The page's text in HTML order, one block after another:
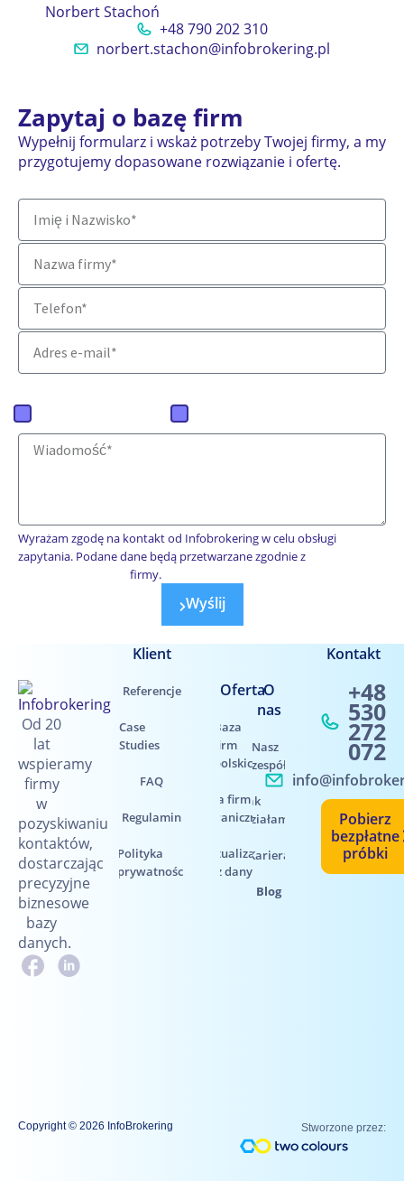
Norbert Stachoń
+48 790 202 310
norbert.stachon@infobrokering.pl
Zapytaj o bazę firm
Wypełnij formularz i wskaż potrzeby Twojej firmy, a my
przygotujemy dopasowane rozwiązanie i ofertę.
Wyrażam zgodę na kontakt od Infobrokering w celu obsługi
zapytania. Podane dane będą przetwarzane zgodnie z
firmy.
Wyślij
Od 20
lat
wspieramy
firmy
w
pozyskiwaniu
kontaktów,
dostarczając
precyzyjne
biznesowe
bazy
danych.
Klient
Referencje
Case
Studies
FAQ
Regulamin
Polityka
prywatności
Oferta
Baza
firm
polskich
Baza firm
zagranicznych
Aktualizacja
baz danych
O
nas
Nasz
zespół
Jak
działamy
Kariera
Blog
Kontakt
+48
530
272
072
Pobierz
bezpłatne
próbki
Copyright © 2026 InfoBrokering Stworzone przez: